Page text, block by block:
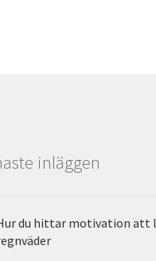
inläggen
du hittar motivation att